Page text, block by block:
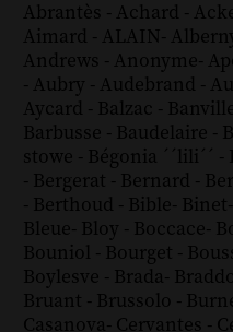
Abrantès - Achard -
Aimard - ALAIN-
Andrews - Anonyme-
- Aubry - Audebrand -
Aycard - Balzac -
Barbusse - Baudelaire -
stowe - Bégonia ´´lili´´ -
- Bergerat - Bernard -
- Berthoud - Bible- Binet-
Bleue- Bloy - Boccace-
Bouniol - Bourget -
Boylesve - Brada-
Bruant - Brussolo -
Casanova- Cervantes -